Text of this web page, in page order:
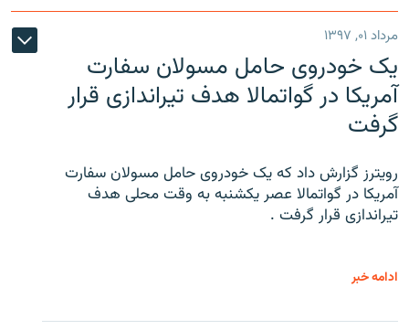
مرداد ۰۱, ۱۳۹۷
یک خودروی حامل مسولان سفارت
آمریکا در گواتمالا هدف تیراندازی قرار
گرفت
رویترز گزارش داد که یک خودروی حامل مسولان سفارت
آمریکا در گواتمالا عصر یکشنبه به وقت محلی هدف
تیراندازی قرار گرفت .
ادامه خبر